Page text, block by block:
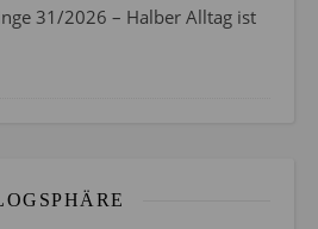
31/2026 – Halber Alltag ist